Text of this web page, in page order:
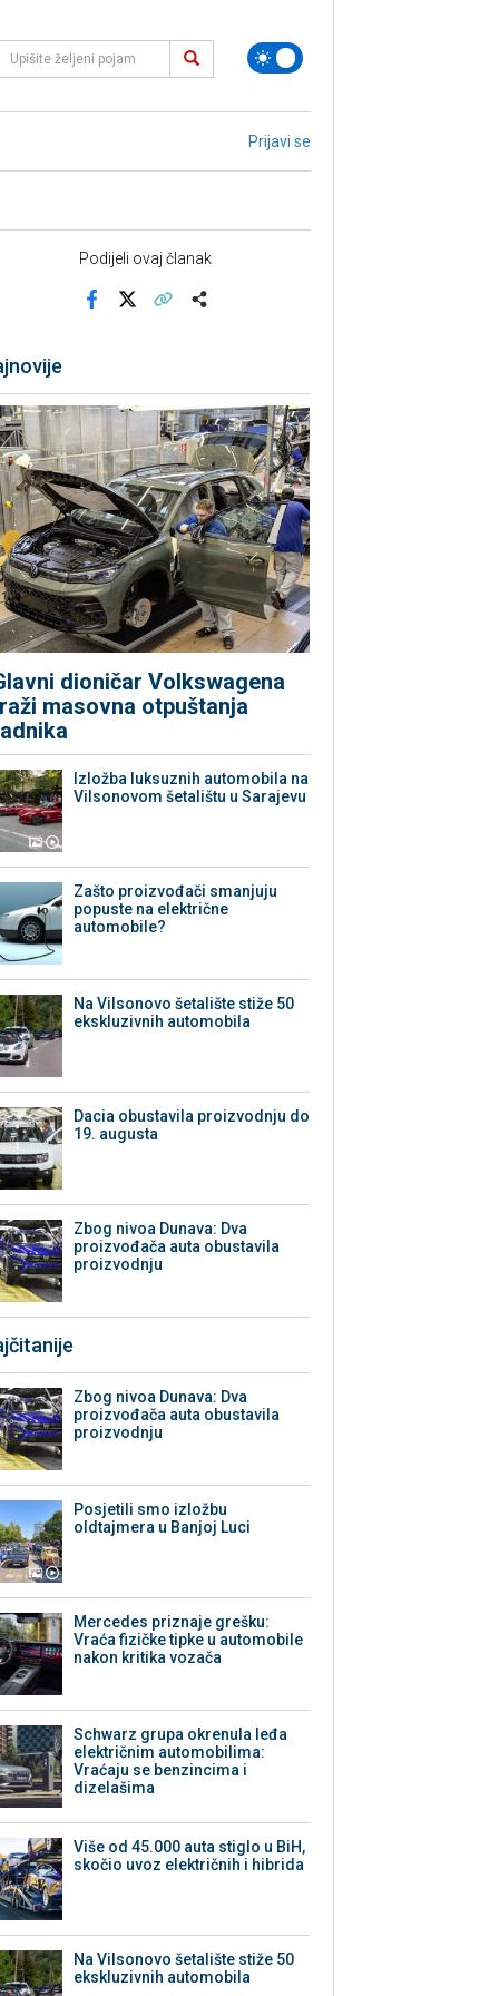
Prijavi se
Podijeli ovaj članak
dioničar Volkswagena
masovna otpuštanja
Izložba luksuznih automobila na
Vilsonovom šetalištu u Sarajevu
Zašto proizvođači smanjuju
popuste na električne
automobile?
Na Vilsonovo šetalište stiže 50
ekskluzivnih automobila
Dacia obustavila proizvodnju do
19. augusta
Zbog nivoa Dunava: Dva
proizvođača auta obustavila
proizvodnju
Zbog nivoa Dunava: Dva
proizvođača auta obustavila
proizvodnju
Posjetili smo izložbu
oldtajmera u Banjoj Luci
Mercedes priznaje grešku:
Vraća fizičke tipke u automobile
nakon kritika vozača
Schwarz grupa okrenula leđa
električnim automobilima:
Vraćaju se benzincima i
dizelašima
Više od 45.000 auta stiglo u BiH,
skočio uvoz električnih i hibrida
Na Vilsonovo šetalište stiže 50
ekskluzivnih automobila